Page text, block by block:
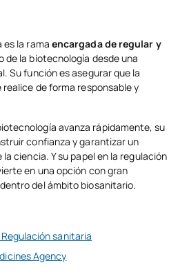
la rama encargada de regular y
de la biotecnología desde una
Su función es asegurar que la
de forma responsable y
avanza rápidamente, su
confianza y garantizar un
ciencia. Y su papel en la regulación
en una opción con gran
del ámbito biosanitario.
sanitaria
Agency